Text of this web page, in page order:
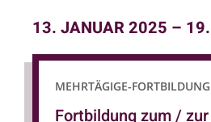
13. JANUAR 2025 –
MEHRTÄGIGE-FORTBILDUNG
Fortbildung zum / zur